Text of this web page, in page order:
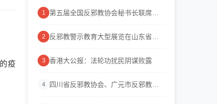
疫
1
第五届全国反邪教协会秘书长联席会
2
反邪教警示教育大型展览在山东省科
3 香港大公报：法轮功扰民阴谋败露
4
四川省反邪教协会、广元市反邪教协